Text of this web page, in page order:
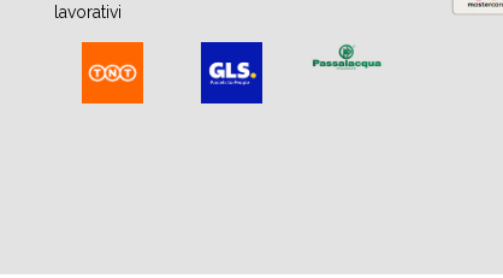
lavorativi